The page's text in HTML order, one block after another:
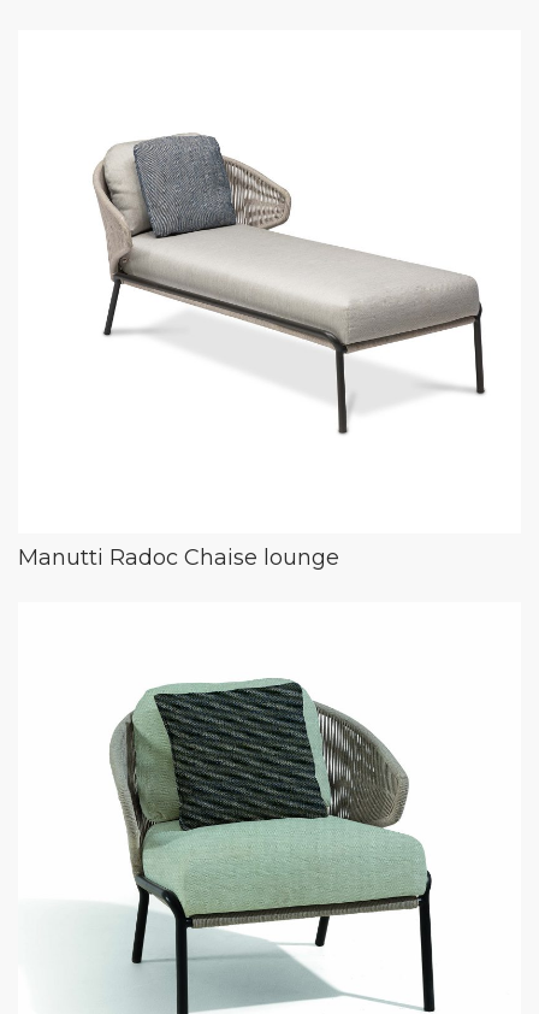
Manutti Radoc Chaise lounge